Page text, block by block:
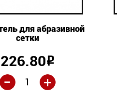
для абразивной
сетки
226.80Р
+
-